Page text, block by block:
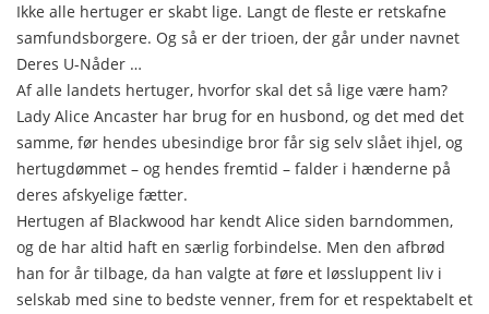
Ikke alle hertuger er skabt lige. Langt de fleste er retskafne
samfundsborgere. Og så er der trioen, der går under navnet
Deres U-Nåder …
Af alle landets hertuger, hvorfor skal det så lige være ham?
Lady Alice Ancaster har brug for en husbond, og det med det
samme, før hendes ubesindige bror får sig selv slået ihjel, og
hertugdømmet – og hendes fremtid – falder i hænderne på
deres afskyelige fætter.
Hertugen af Blackwood har kendt Alice siden barndommen,
og de har altid haft en særlig forbindelse. Men den afbrød
han for år tilbage, da han valgte at føre et løssluppent liv i
selskab med sine to bedste venner, frem for et respektabelt et